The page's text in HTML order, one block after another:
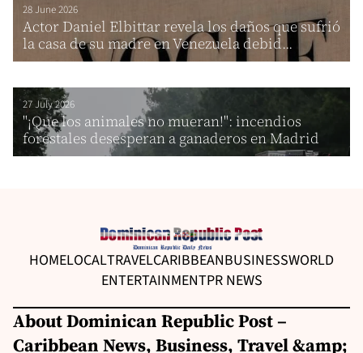
28 June 2026
Actor Daniel Elbittar revela los daños que sufrió
la casa de su madre en Venezuela debid...
27 July 2026
"¡Que los animales no mueran!": incendios
forestales desesperan a ganaderos en Madrid
HOMELOCALTRAVELCARIBBEANBUSINESSWORLD
ENTERTAINMENTPR NEWS
About Dominican Republic Post –
Caribbean News, Business, Travel &amp;